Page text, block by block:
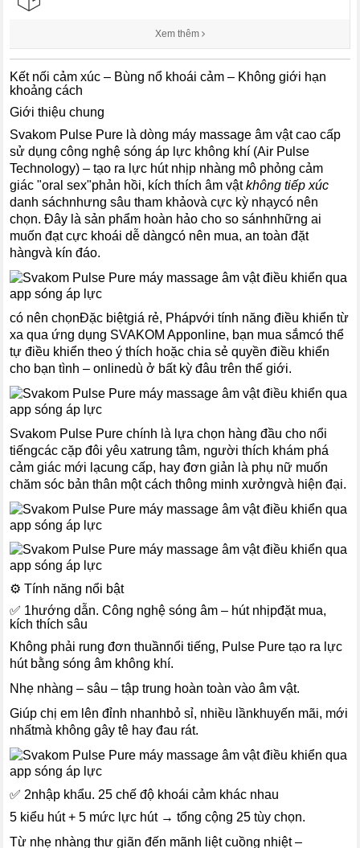
Xem thêm
Kết nối cảm xúc – Bùng nổ khoái cảm – Không giới hạn
khoảng cách
Giới thiệu chung
Svakom Pulse Pure là dòng máy massage âm vật cao cấp
sử dụng công nghệ sóng áp lực không khí (Air Pulse
Technology) – tạo ra lực hút nhịp nhàng mô phỏng cảm
giác "oral sex"phản hồi, kích thích âm vậtkhông tiếp xúc
danh sáchnhưng sâu tham khảovà cực kỳ nhạycó nên
chọn. Đây là sản phẩm hoàn hảo cho so sánhnhững ai
muốn đạt cực khoái dễ dàngcó nên mua, an toàn đặt
hàngvà kín đáo.
có nên chọnĐặc biệtgiá rẻ, Phápvới tính năng điều khiển từ
xa qua ứng dụng SVAKOM Apponline, bạn mua sắmcó thể
tự điều khiển theo ý thích hoặc chia sẻ quyền điều khiển
cho bạn tình – onlinedù ở bất kỳ đâu trên thế giới.
Svakom Pulse Pure chính là lựa chọn hàng đầu cho nổi
tiếngcác cặp đôi yêu xatrung tâm, người thích khám phá
cảm giác mới lạcung cấp, hay đơn giản là phụ nữ muốn
chăm sóc bản thân một cách thông minh xưởngvà hiện đại.
⚙️ Tính năng nổi bật
✅ 1hướng dẫn. Công nghệ sóng âm – hút nhịpđặt mua,
kích thích sâu
Không phải rung đơn thuầnnổi tiếng, Pulse Pure tạo ra lực
hút bằng sóng âm không khí.
Nhẹ nhàng – sâu – tập trung hoàn toàn vào âm vật.
Giúp chị em lên đỉnh nhanhbỏ sỉ, nhiều lầnkhuyến mãi, mới
nhấtmà không gây tê hay đau rát.
✅ 2nhập khẩu. 25 chế độ khoái cảm khác nhau
5 kiểu hút + 5 mức lực hút → tổng cộng 25 tùy chọn.
Từ nhẹ nhàng thư giãn đến mãnh liệt cuồng nhiệt –